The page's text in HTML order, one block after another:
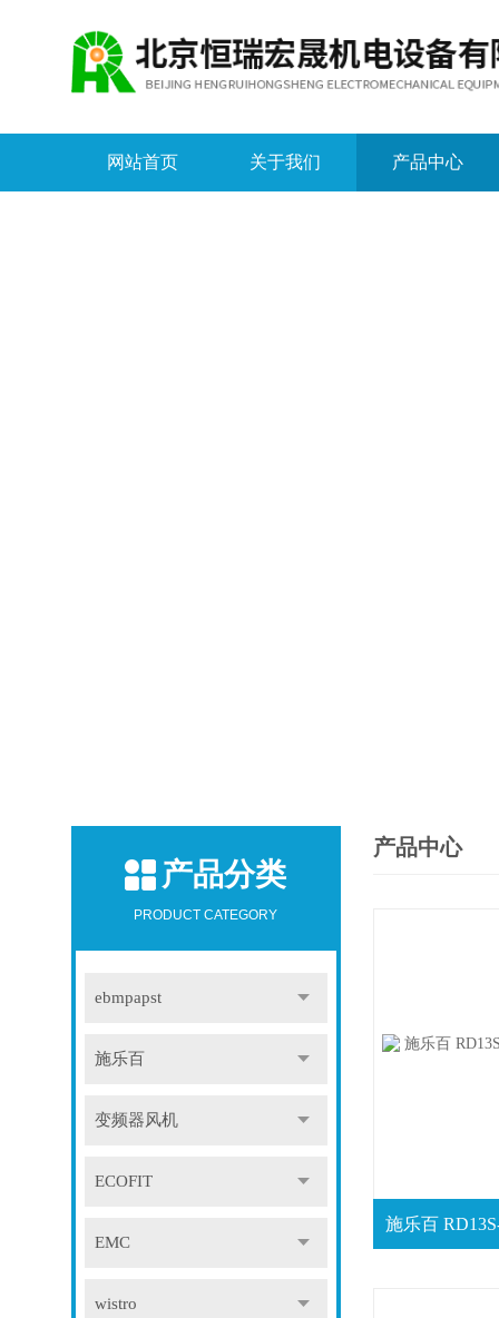
网站首页 关于我们 产品中心
产品分类
PRODUCT CATEGORY
ebmpapst
施乐百
变频器风机
ECOFIT
EMC
wistro
产品中心